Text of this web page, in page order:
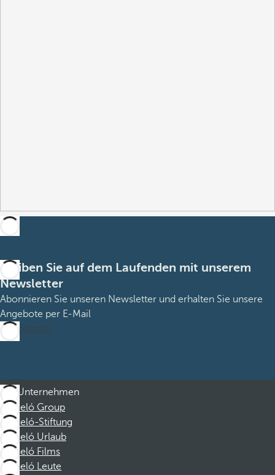
Bleiben Sie auf dem Laufenden mit unserem
Newsletter
Abonnieren Sie unseren Newsletter und erhalten Sie unsere
Angebote per E-Mail
Abonnieren
Unternehmen
Barceló Group
Barceló-Stiftung
Barceló Urlaub
Barceló Films
Barceló Leute